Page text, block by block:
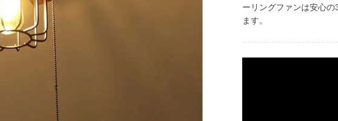
ーリングファンは安心
ます。